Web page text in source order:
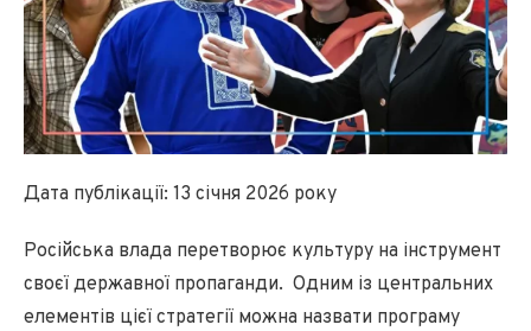
Дата публікації: 13 січня 2026 року
Російська влада перетворює культуру на інструмент
своєї державної пропаганди. Одним із центральних
елементів цієї стратегії можна назвати програму